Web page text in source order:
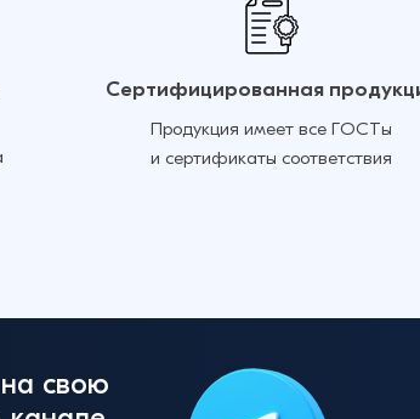
Сертифицированная
Продукция имеет все ГОСТы
и сертификаты соответствия
свою